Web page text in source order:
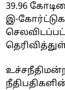
39.96
இ-